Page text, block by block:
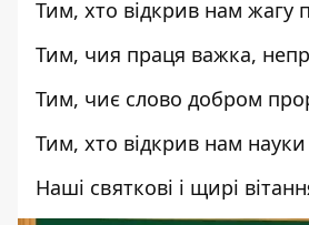
Тим, хто відкрив нам жагу
Тим, чия праця важка,
Тим, чиє слово добром
Тим, хто відкрив нам науки
Наші святкові і щирі